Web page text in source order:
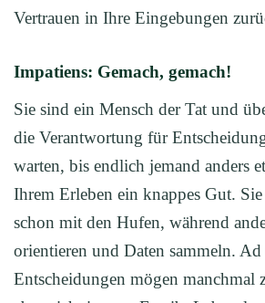
Vertrauen in Ihre Eingebungen
Impatiens: Gemach, gemach!
Sie sind ein Mensch der Tat und
die Verantwortung für
warten, bis endlich jemand anders
Ihrem Erleben ein knappes Gut.
schon mit den Hufen, während
orientieren und Daten sammeln.
Entscheidungen mögen manchmal